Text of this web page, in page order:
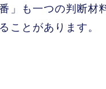
も一つの判断
ことがあります。